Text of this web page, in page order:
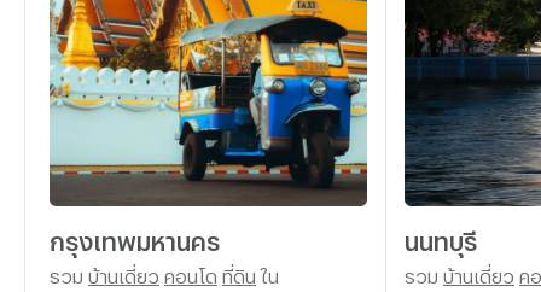
กรุงเทพมหานคร
รวม บ้านเดี่ยว คอนโด ที่ดิน ใน
นนทบุรี
รวม บ้านเดี่ยว ค